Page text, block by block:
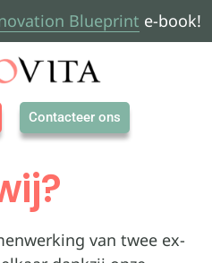
Blueprint e-book!
Contacteer ons
van twee ex-